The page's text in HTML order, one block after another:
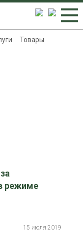
Товары
режиме
15 июля 2019